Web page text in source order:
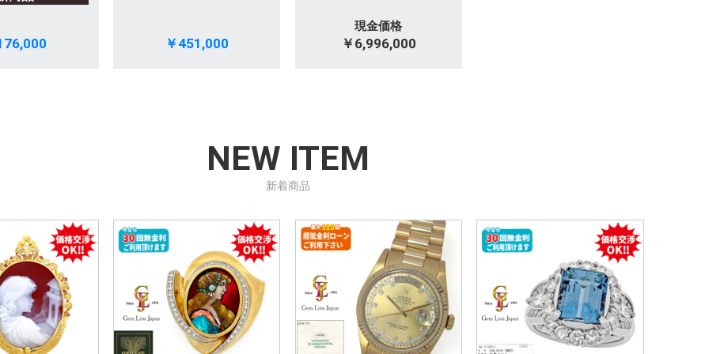
￥451,000
現金価格
￥6,996,000
NEW ITEM
新着商品